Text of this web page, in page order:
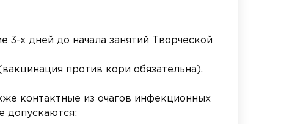
3-х дней до начала занятий Творческой
против кори обязательна).
контактные из очагов инфекционных
допускаются;